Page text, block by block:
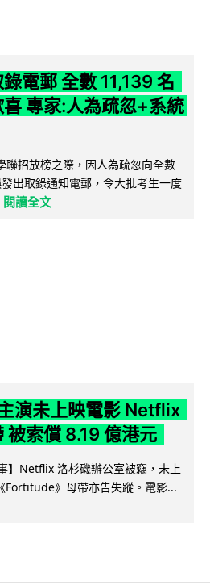
電郵 全數 11,139 名
專家:人為疏忽+系統
聯招放榜之際，因人為疏忽向全數
出取錄通知電郵，令大批考生一度
閱讀全文
演未上映電影 Netflix
被索償 8.19 億港元
】Netflix 洛杉磯辦公室被竊，未上
Fortitude》母帶亦告失蹤。電影...